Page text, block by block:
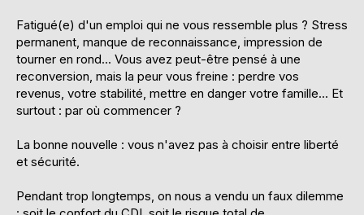
Fatigué(e) d'un emploi qui ne vous ressemble plus ? Stress
permanent, manque de reconnaissance, impression de
tourner en rond... Vous avez peut-être pensé à une
reconversion, mais la peur vous freine : perdre vos
revenus, votre stabilité, mettre en danger votre famille... Et
surtout : par où commencer ?
La bonne nouvelle : vous n'avez pas à choisir entre liberté
et sécurité.
Pendant trop longtemps, on nous a vendu un faux dilemme